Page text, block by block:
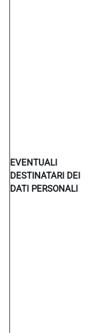
EVENTUALI
DESTINATARI DEI
DATI PERSONALI